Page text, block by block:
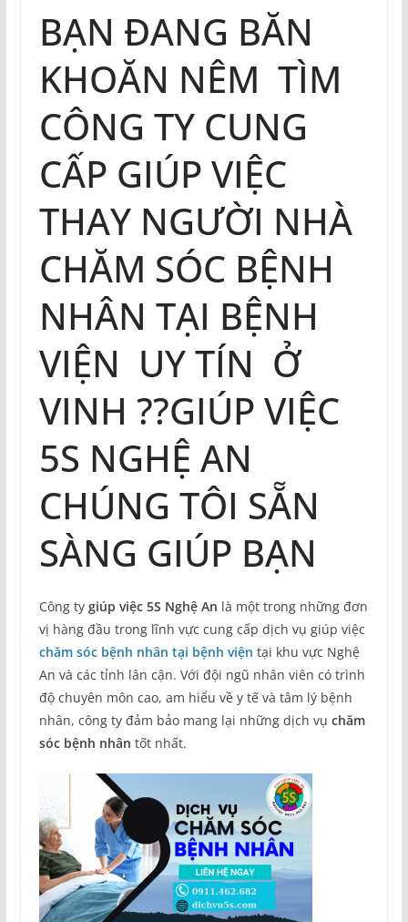
BẠN ĐANG BĂN
KHOĂN NÊM TÌM
CÔNG TY CUNG
CẤP GIÚP VIỆC
THAY NGƯỜI NHÀ
CHĂM SÓC BỆNH
NHÂN TẠI BỆNH
VIỆN UY TÍN Ở
VINH ??GIÚP VIỆC
5S NGHỆ AN
CHÚNG TÔI SẴN
SÀNG GIÚP BẠN
Công ty giúp việc 5S Nghệ An là một trong những đơn
vị hàng đầu trong lĩnh vực cung cấp dịch vụ giúp việc
chăm sóc bệnh nhân tại bệnh viện tại khu vực Nghệ
An và các tỉnh lân cận. Với đội ngũ nhân viên có trình
độ chuyên môn cao, am hiểu về y tế và tâm lý bệnh
nhân, công ty đảm bảo mang lại những dịch vụ chăm
sóc bệnh nhân tốt nhất.